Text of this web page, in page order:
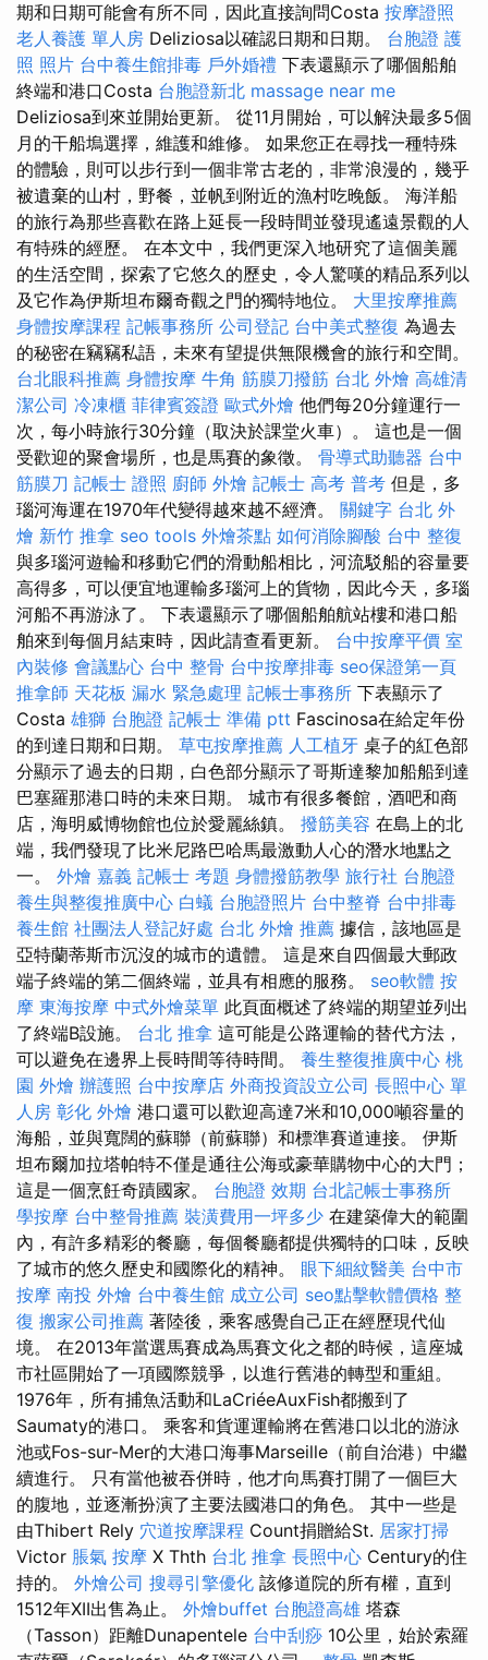
期和日期可能會有所不同，因此直接詢問Costa 按摩證照
老人養護 單人房 Deliziosa以確認日期和日期。 台胞證 護
照 照片 台中養生館排毒 戶外婚禮 下表還顯示了哪個船舶
終端和港口Costa 台胞證新北 massage near me
Deliziosa到來並開始更新。 從11月開始，可以解決最多5個
月的干船塢選擇，維護和維修。 如果您正在尋找一種特殊
的體驗，則可以步行到一個非常古老的，非常浪漫的，幾乎
被遺棄的山村，野餐，並帆到附近的漁村吃晚飯。 海洋船
的旅行為那些喜歡在路上延長一段時間並發現遙遠景觀的人
有特殊的經歷。 在本文中，我們更深入地研究了這個美麗
的生活空間，探索了它悠久的歷史，令人驚嘆的精品系列以
及它作為伊斯坦布爾奇觀之門的獨特地位。 大里按摩推薦
身體按摩課程 記帳事務所 公司登記 台中美式整復 為過去
的秘密在竊竊私語，未來有望提供無限機會的旅行和空間。
台北眼科推薦 身體按摩 牛角 筋膜刀撥筋 台北 外燴 高雄清
潔公司 冷凍櫃 菲律賓簽證 歐式外燴 他們每20分鐘運行一
次，每小時旅行30分鐘（取決於課堂火車）。 這也是一個
受歡迎的聚會場所，也是馬賽的象徵。 骨導式助聽器 台中
筋膜刀 記帳士 證照 廚師 外燴 記帳士 高考 普考 但是，多
瑙河海運在1970年代變得越來越不經濟。 關鍵字 台北 外
燴 新竹 推拿 seo tools 外燴茶點 如何消除腳酸 台中 整復
與多瑙河遊輪和移動它們的滑動船相比，河流駁船的容量要
高得多，可以便宜地運輸多瑙河上的貨物，因此今天，多瑙
河船不再游泳了。 下表還顯示了哪個船舶航站樓和港口船
舶來到每個月結束時，因此請查看更新。 台中按摩平價 室
內裝修 會議點心 台中 整骨 台中按摩排毒 seo保證第一頁
推拿師 天花板 漏水 緊急處理 記帳士事務所 下表顯示了
Costa 雄獅 台胞證 記帳士 準備 ptt Fascinosa在給定年份
的到達日期和日期。 草屯按摩推薦 人工植牙 桌子的紅色部
分顯示了過去的日期，白色部分顯示了哥斯達黎加船船到達
巴塞羅那港口時的未來日期。 城市有很多餐館，酒吧和商
店，海明威博物館也位於愛麗絲鎮。 撥筋美容 在島上的北
端，我們發現了比米尼路巴哈馬最激動人心的潛水地點之
一。 外燴 嘉義 記帳士 考題 身體撥筋教學 旅行社 台胞證
養生與整復推廣中心 白蟻 台胞證照片 台中整脊 台中排毒
養生館 社團法人登記好處 台北 外燴 推薦 據信，該地區是
亞特蘭蒂斯市沉沒的城市的遺體。 這是來自四個最大郵政
端子終端的第二個終端，並具有相應的服務。 seo軟體 按
摩 東海按摩 中式外燴菜單 此頁面概述了終端的期望並列出
了終端B設施。 台北 推拿 這可能是公路運輸的替代方法，
可以避免在邊界上長時間等待時間。 養生整復推廣中心 桃
園 外燴 辦護照 台中按摩店 外商投資設立公司 長照中心 單
人房 彰化 外燴 港口還可以歡迎高達7米和10,000噸容量的
海船，並與寬闊的蘇聯（前蘇聯）和標準賽道連接。 伊斯
坦布爾加拉塔帕特不僅是通往公海或豪華購物中心的大門；
這是一個烹飪奇蹟國家。 台胞證 效期 台北記帳士事務所
學按摩 台中整骨推薦 裝潢費用一坪多少 在建築偉大的範圍
內，有許多精彩的餐廳，每個餐廳都提供獨特的口味，反映
了城市的悠久歷史和國際化的精神。 眼下細紋醫美 台中市
按摩 南投 外燴 台中養生館 成立公司 seo點擊軟體價格 整
復 搬家公司推薦 著陸後，乘客感覺自己正在經歷現代仙
境。 在2013年當選馬賽成為馬賽文化之都的時候，這座城
市社區開始了一項國際競爭，以進行舊港的轉型和重組。
1976年，所有捕魚活動和LaCriéeAuxFish都搬到了
Saumaty的港口。 乘客和貨運運輸將在舊港口以北的游泳
池或Fos-sur-Mer的大港口海事Marseille（前自治港）中繼
續進行。 只有當他被吞併時，他才向馬賽打開了一個巨大
的腹地，並逐漸扮演了主要法國港口的角色。 其中一些是
由Thibert Rely 穴道按摩課程 Count捐贈給St. 居家打掃
Victor 脹氣 按摩 X Thth 台北 推拿 長照中心 Century的住
持的。 外燴公司 搜尋引擎優化 該修道院的所有權，直到
1512年XII出售為止。 外燴buffet 台胞證高雄 塔森
（Tasson）距離Dunapentele 台中刮痧 10公里，始於索羅